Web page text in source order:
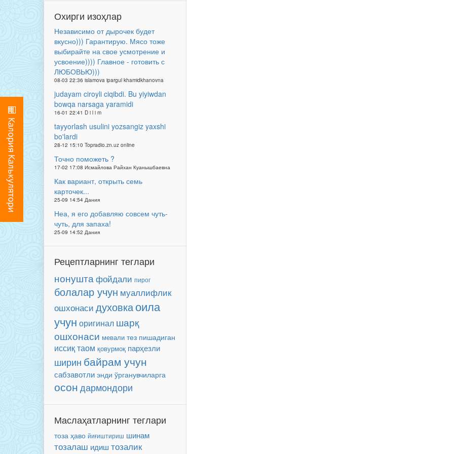
Охирги изоҳлар
Независимо от дырочек будет
вкусно))) Гарантирую. Мясо тоже
выбирайте на свое усмотрение и
усвоение)))) Главное - готовить с
ЛЮБОВЬЮ)))
08-03 22:36 islamova ipargul khamidkhanovna
judayam ciroyli ciqibdi. Bu yiyiwdan
bowqa narsaga yaramidi
16-01 22:41 D i l i m
tayyorlash usulini yozsangiz yaxshi
bo'lardi
28-12 15:10 Topradio.zn.uz online
Точно поможеть ?
17-02 17:08 Исмайлова Райхан Куанышбаевна
Как вариант, открыть семь
карточек...
25-09 14:54 Дания
Неа, я его добавляю совсем чуть-
чуть, для запаха!
25-09 14:52 Дания
Рецептларнинг теглари
нонушта фойдали пирог
болалар учун муаллифлик
ошхонаси духовкаоила
учун оригинал шарқ
ошхонаси мевали тез пишадиган
иссиқ таом қовурмоқ парҳезли
ширин байрам учун
сабзавотли энди ўрганувчиларга
осон дармондори
Маслаҳатларнинг теглари
тоза ҳаво йиғиштириш шинам
тозалаш идиш тозалик